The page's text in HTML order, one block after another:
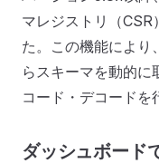
マレジストリ（CSR
た。この機能により
らスキーマを動的に
コード・デコードを
ダッシュボード